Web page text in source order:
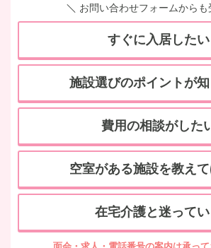
お問い合わせフォームからも
すぐに入居したい
施設選びのポイントが
費用の相談がした
空室がある施設を教え
在宅介護と迷って